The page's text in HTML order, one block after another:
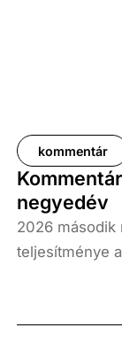
kommentár
negyedév
2026 második
teljesítménye
százalékkal,